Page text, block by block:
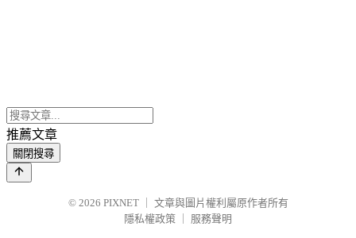
推薦文章
關閉搜尋
© 2026 PIXNET
文章與圖片權利屬原作者所有
隱私權政策
服務聲明